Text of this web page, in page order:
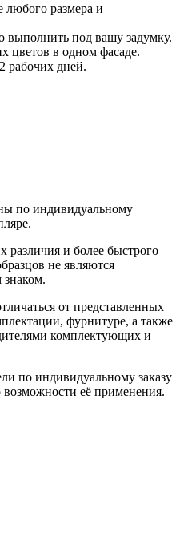
любого размера и
выполнить под вашу задумку.
цветов в одном фасаде.
рабочих дней.
по индивидуальному
различия и более быстрого
не являются
от представленных
фурнитуре, а также
комплектующих и
по индивидуальному заказу
её применения.